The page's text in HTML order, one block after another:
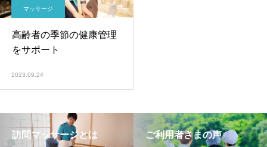
マッサージ
高齢者の季節の健康管理
をサポート
2023.09.24
訪問マッサージとは ご利用者さまの声